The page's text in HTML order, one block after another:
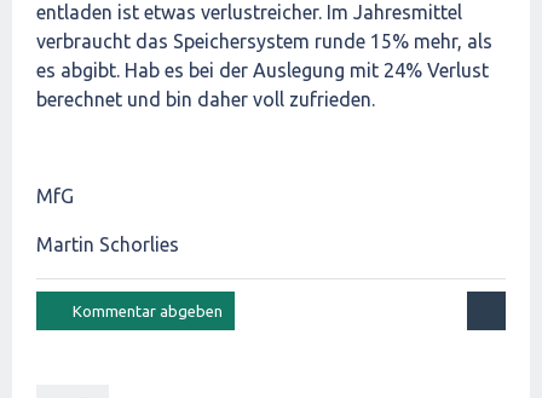
entladen ist etwas verlustreicher. Im Jahresmittel
verbraucht das Speichersystem runde 15% mehr, als
es abgibt. Hab es bei der Auslegung mit 24% Verlust
berechnet und bin daher voll zufrieden.
MfG
Martin Schorlies